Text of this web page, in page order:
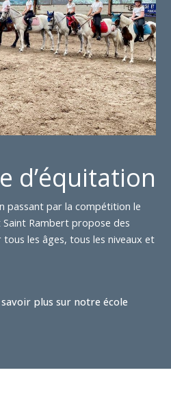
d’équitation
passant par la compétition le
Saint Rambert propose des
les âges, tous les niveaux et
savoir plus sur notre école